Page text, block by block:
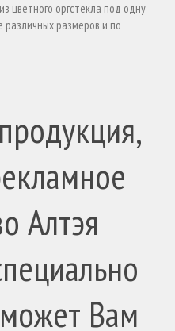
цветного оргстекла под одну
размеров и по
Алтэя
Вам